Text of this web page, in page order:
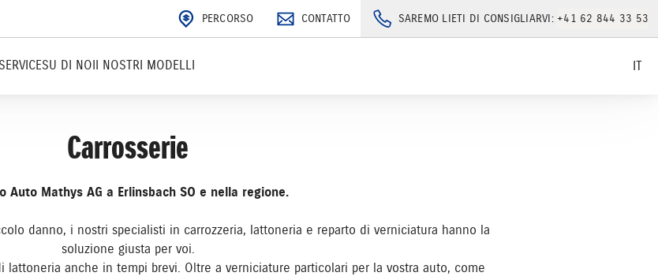
PERCORSO CONTATTO SAREMO LIETI DI CONSIGLIARVI: +41 62 844 33 53
SERVICESU DI NOII NOSTRI MODELLI IT
Carrosserie
Auto Mathys AG a Erlinsbach SO e nella regione.
danno, i nostri specialisti in carrozzeria, lattoneria e reparto di verniciatura hanno la
soluzione giusta per voi.
anche in tempi brevi. Oltre a verniciature particolari per la vostra auto, come